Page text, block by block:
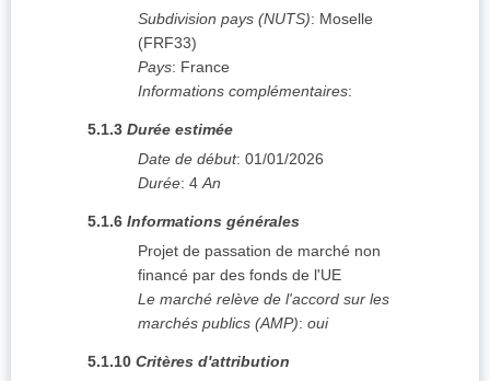
Subdivision pays (NUTS): Moselle
(FRF33)
Pays: France
Informations complémentaires:
5.1.3 Durée estimée
Date de début: 01/01/2026
Durée: 4 An
5.1.6 Informations générales
Projet de passation de marché non
financé par des fonds de l'UE
Le marché relève de l'accord sur les
marchés publics (AMP): oui
5.1.10 Critères d'attribution